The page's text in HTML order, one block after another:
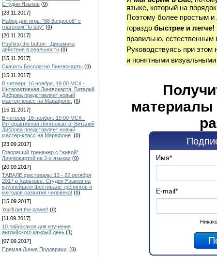
Студии Языков (0)
[23.11.2017]
Набор для игры "88 8опросо8" с
глаголом "to buy" (0)
[20.11.2017]
Pushing the button - Динамика
действия в реальности (0)
[15.11.2017]
Скачать Бесплатно Лингвокарты (0)
[15.11.2017]
В четверг, 16 ноября, 19.00 МСК -
Интерактивная Лингвокарта. Виталий
Диброва представляет новый
мастер-класс на Марафоне. (0)
[15.11.2017]
В четверг, 16 ноября, 19.00 МСК -
Интерактивная Лингвокарта. Виталий
Диброва представляет новый
мастер-класс на Марафоне. (0)
[23.09.2017]
Говорящий тренажер с "живой"
Лингвокартой на 2-х языках (0)
[20.09.2017]
ТАВАЛЕ фестиваль: 13 - 22 октября
2017 в Харькове. Студия Языков на
крупнейшем фестивале тренингов и
методов развития человека! (0)
[15.09.2017]
You'll get the power! (0)
[11.09.2017]
10 лайфхаков для изучения
английского каждый день (1)
[07.09.2017]
Прямая Линия Поддержки. (0)
языке, который на
Поэтому более простым
гораздо быстрее и легче!
правильно, естественным
Руководствуясь при
и понятными
материалы
Имя*
E-mail*